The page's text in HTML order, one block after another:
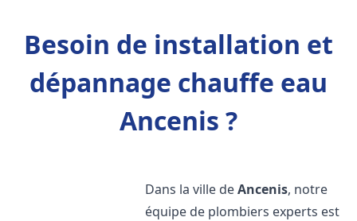
Besoin de installation et
dépannage chauffe eau
Ancenis ?
Dans la ville deAncenis, notre
équipe de plombiers experts est